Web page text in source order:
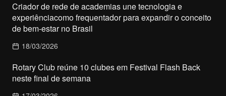
Criador de rede de academias une tecnologia e
experiênciacomo frequentador para expandir o conceito
de bem-estar no Brasil
18/03/2026
Rotary Club reúne 10 clubes em Festival Flash Back
neste final de semana